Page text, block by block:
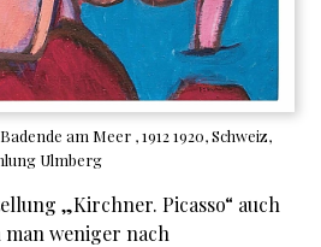
am Meer , 1912 1920, Schweiz,
Ulmberg
„Kirchner. Picasso“ auch
weniger nach